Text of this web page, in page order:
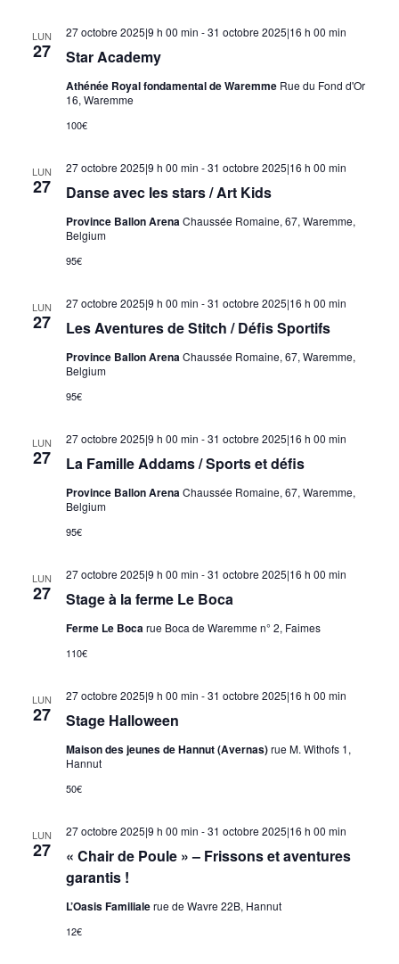
LUN
27 Star Academy
27 octobre 2025|9 h 00 min -31 octobre 2025|16 h 00 min
Athénée Royal fondamental de Waremme Rue du Fond d'Or
16, Waremme
100€
LUN
27 Danse avec les stars / Art Kids
27 octobre 2025|9 h 00 min -31 octobre 2025|16 h 00 min
Province Ballon ArenaChaussée Romaine, 67, Waremme,
Belgium
95€
LUN
27 Les Aventures de Stitch / Défis Sportifs
27 octobre 2025|9 h 00 min -31 octobre 2025|16 h 00 min
Province Ballon ArenaChaussée Romaine, 67, Waremme,
Belgium
95€
LUN
27 La Famille Addams / Sports et défis
27 octobre 2025|9 h 00 min -31 octobre 2025|16 h 00 min
Province Ballon ArenaChaussée Romaine, 67, Waremme,
Belgium
95€
LUN
27 Stage à la ferme Le Boca
27 octobre 2025|9 h 00 min -31 octobre 2025|16 h 00 min
Ferme Le Bocarue Boca de Waremme n° 2, Faimes
110€
LUN
27 Stage Halloween
27 octobre 2025|9 h 00 min -31 octobre 2025|16 h 00 min
Maison des jeunes de Hannut (Avernas)rue M. Withofs 1,
Hannut
50€
LUN
27
« Chair de Poule » – Frissons et aventures
garantis !
27 octobre 2025|9 h 00 min -31 octobre 2025|16 h 00 min
L’Oasis Familialerue de Wavre 22B, Hannut
12€